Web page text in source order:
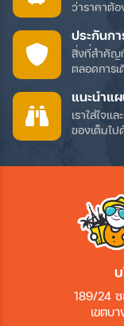
ว่าราคาต้
ประกันก
สิ่งที่สำคัญ
ตลอดการ
แนะนำแ
เราใส่ใจแ
ของเต็มไ
189/24
เขตบ